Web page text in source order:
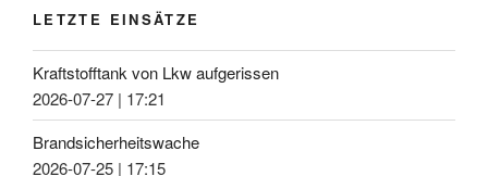
LETZTE EINSÄTZE
Kraftstofftank von Lkw aufgerissen
2026-07-27 | 17:21
Brandsicherheitswache
2026-07-25 | 17:15